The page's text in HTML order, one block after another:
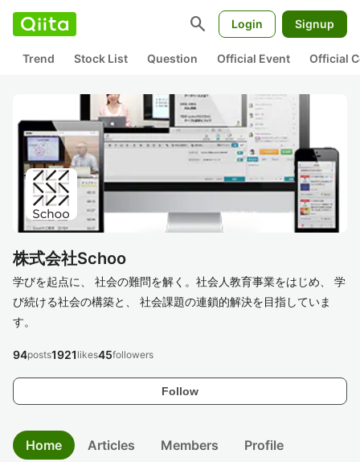
search Login Signup
Trend Stock List Question Official Event Official
株式会社Schoo
学びを起点に、 社会の難問を解く。社会人教育事業をはじめ、 学
び続ける社会の構築と、 社会課題の連鎖的解決を目指していま
す。
Follow
94posts1921 likes45followers
Home Articles Members Profile